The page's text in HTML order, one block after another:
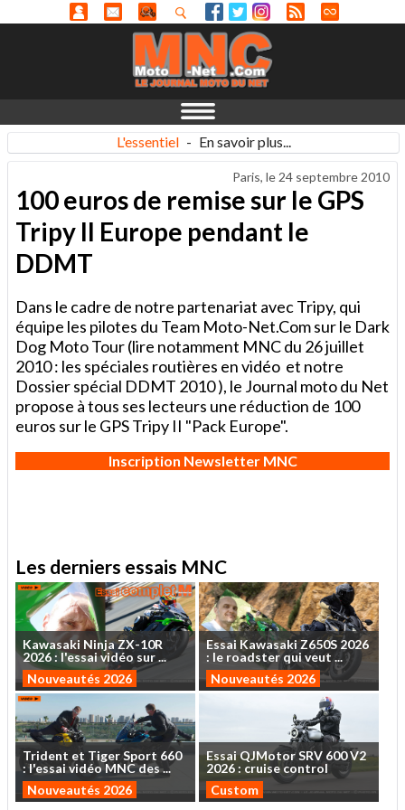
L'essentiel - En savoir plus...
Paris, le 24 septembre 2010
100 euros de remise sur le GPS
Tripy II Europe pendant le
DDMT
Dans le cadre de notre partenariat avec Tripy, qui
équipe les pilotes du Team Moto-Net.Com sur le Dark
Dog Moto Tour (lire notamment MNC du 26 juillet
2010 : les spéciales routières en vidéo et notre
Dossier spécial DDMT 2010 ), le Journal moto du Net
propose à tous ses lecteurs une réduction de 100
euros sur le GPS Tripy II "Pack Europe".
Inscription Newsletter MNC
Les derniers essais MNC
Kawasaki NinjaZX-10R
2026: l'essaividéo sur...
Nouveautés 2026
Essai KawasakiZ650S 2026
: le roadsterquiveut ...
Nouveautés 2026
Trident et TigerSport 660
: l'essaividéoMNCdes...
Nouveautés 2026
EssaiQJMotorSRV 600V2
2026 : cruise control
Custom